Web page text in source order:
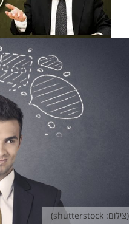
(צילום: shutterstock)